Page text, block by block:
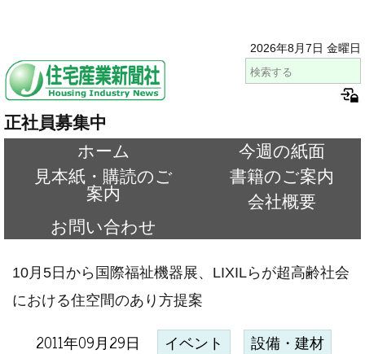
2026年8月7日 金曜日
正社員募集中
ホーム
今週の紙面
見本紙・購読のご
案内
書籍のご案内
会社概要
お問い合わせ
10月5日から国際福祉機器展、LIXILらが超高齢社会
における住空間のあり方提案
2011年09月29日 イベント 設備・建材